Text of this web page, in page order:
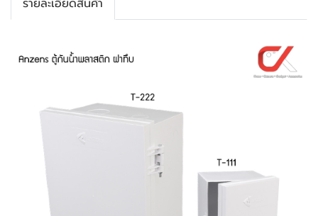
รายละเอียดสินค้า